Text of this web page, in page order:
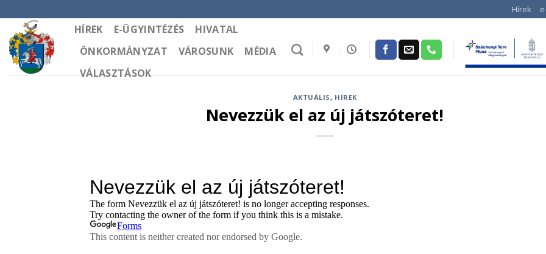
to
content
Hírek
HÍREK E-ÜGYINTÉZÉS
HIVATAL
ÖNKORMÁNYZAT
VÁROSUNK
MÉDIA
VÁLASZTÁSOK
AKTUÁLIS, HÍREK
Nevezzük el az új játszóteret!